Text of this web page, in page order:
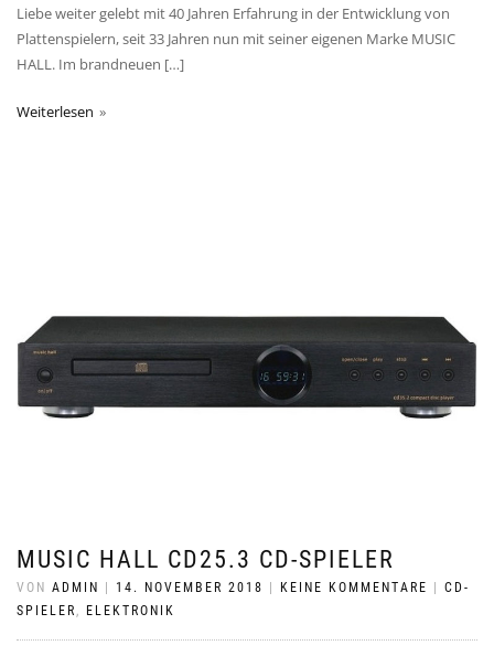
Liebe weiter gelebt mit 40 Jahren Erfahrung in der Entwicklung von
Plattenspielern, seit 33 Jahren nun mit seiner eigenen Marke MUSIC
HALL. Im brandneuen […]
Weiterlesen
MUSIC HALL CD25.3 CD-SPIELER
VON ADMIN 14. NOVEMBER 2018 KEINE KOMMENTARE
CD-
SPIELER , ELEKTRONIK